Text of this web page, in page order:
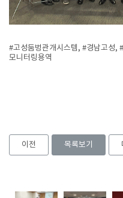
#고성둠벙관개시스템, #경남고성,
모니터링용역
이전 목록보기